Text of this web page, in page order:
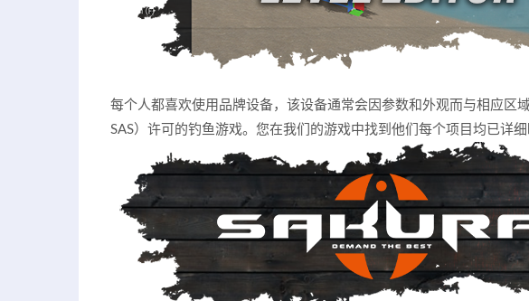
每个人都喜欢使用品牌设备，该设备通常会因参数和外观而与相应区
SAS）许可的钓鱼游戏。您在我们的游戏中找到他们每个项目均已详细